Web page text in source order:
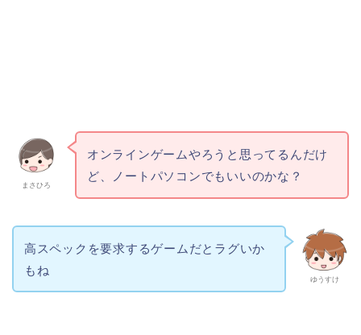
まさひろ
オンラインゲームやろうと思ってるんだけ
ど、ノートパソコンでもいいのかな？
ゆうすけ
高スペックを要求するゲームだとラグいか
もね